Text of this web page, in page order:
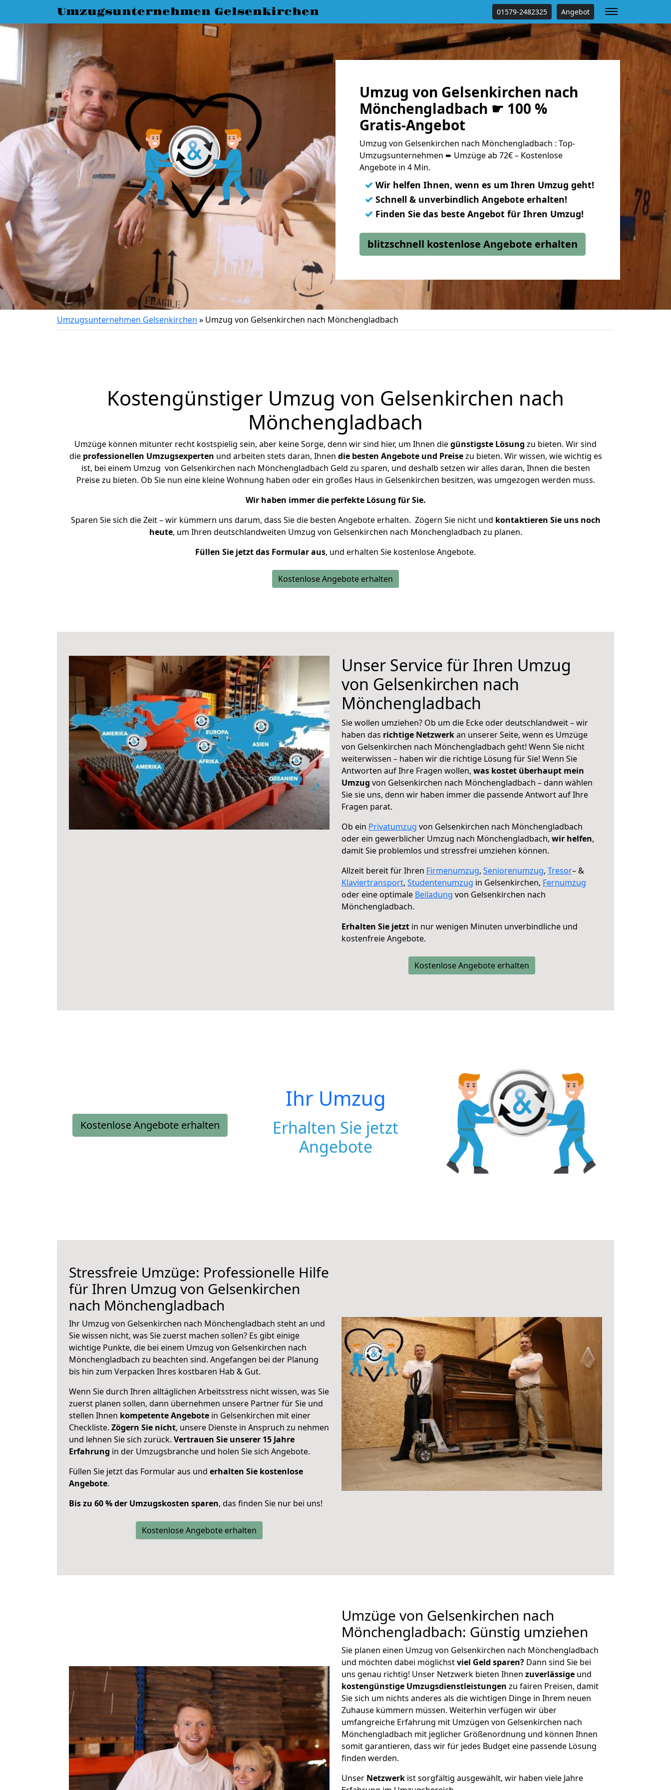
Umzugsunternehmen Gelsenkirchen 01579-2482325 Angebot
Umzug von Gelsenkirchen nach
Mönchengladbach ☛ 100 %
Gratis-Angebot
Umzug von Gelsenkirchen nach Mönchengladbach : Top-
Umzugsunternehmen ➨ Umzüge ab 72€ – Kostenlose
Angebote in 4 Min.
✓ Wir helfen Ihnen, wenn es um Ihren Umzug geht!
✓ Schnell & unverbindlich Angebote erhalten!
✓ Finden Sie das beste Angebot für Ihren Umzug!
blitzschnell kostenlose Angebote erhalten
Umzugsunternehmen Gelsenkirchen » Umzug von Gelsenkirchen nach Mönchengladbach
Kostengünstiger Umzug von Gelsenkirchen nach
Mönchengladbach
Umzüge können mitunter recht kostspielig sein, aber keine Sorge, denn wir sind hier, um Ihnen diegünstigste Lösung zu bieten. Wir sind
die professionellen Umzugsexperten und arbeiten stets daran, Ihnen die besten Angebote und Preisezu bieten. Wir wissen, wie wichtig es
ist, bei einem Umzug von Gelsenkirchen nach Mönchengladbach Geld zu sparen, und deshalb setzen wir alles daran, Ihnen die besten
Preise zu bieten. Ob Sie nun eine kleine Wohnung haben oder ein großes Haus in Gelsenkirchen besitzen, was umgezogen werden muss.
Wir haben immer die perfekte Lösung für Sie.
Sparen Sie sich die Zeit – wir kümmern uns darum, dass Sie die besten Angebote erhalten. Zögern Sie nicht und kontaktieren Sie uns noch
heute, um Ihren deutschlandweiten Umzug von Gelsenkirchen nach Mönchengladbach zu planen.
Füllen Sie jetzt das Formular aus, und erhalten Sie kostenlose Angebote.
Kostenlose Angebote erhalten
Unser Service für Ihren Umzug
von Gelsenkirchen nach
Mönchengladbach
Sie wollen umziehen? Ob um die Ecke oder deutschlandweit – wir
haben das richtige Netzwerkan unserer Seite, wenn es Umzüge
von Gelsenkirchen nach Mönchengladbach geht! Wenn Sie nicht
weiterwissen – haben wir die richtige Lösung für Sie! Wenn Sie
Antworten auf Ihre Fragen wollen, was kostet überhaupt mein
Umzug von Gelsenkirchen nach Mönchengladbach – dann wählen
Sie sie uns, denn wir haben immer die passende Antwort auf Ihre
Fragen parat.
Ob ein Privatumzug von Gelsenkirchen nach Mönchengladbach
oder ein gewerblicher Umzug nach Mönchengladbach, wir helfen,
damit Sie problemlos und stressfrei umziehen können.
Allzeit bereit für Ihren Firmenumzug, Seniorenumzug, Tresor– &
Klaviertransport, Studentenumzug in Gelsenkirchen, Fernumzug
oder eine optimale Beiladung von Gelsenkirchen nach
Mönchengladbach.
Erhalten Sie jetzt in nur wenigen Minuten unverbindliche und
kostenfreie Angebote.
Kostenlose Angebote erhalten
Kostenlose Angebote erhalten
Ihr Umzug
Erhalten Sie jetzt
Angebote
Stressfreie Umzüge: Professionelle Hilfe
für Ihren Umzug von Gelsenkirchen
nach Mönchengladbach
Ihr Umzug von Gelsenkirchen nach Mönchengladbach steht an und
Sie wissen nicht, was Sie zuerst machen sollen? Es gibt einige
wichtige Punkte, die bei einem Umzug von Gelsenkirchen nach
Mönchengladbach zu beachten sind. Angefangen bei der Planung
bis hin zum Verpacken Ihres kostbaren Hab & Gut.
Wenn Sie durch Ihren alltäglichen Arbeitsstress nicht wissen, was Sie
zuerst planen sollen, dann übernehmen unsere Partner für Sie und
stellen Ihnen kompetente Angebote in Gelsenkirchen mit einer
Checkliste. Zögern Sie nicht, unsere Dienste in Anspruch zu nehmen
und lehnen Sie sich zurück. Vertrauen Sie unserer 15 Jahre
Erfahrung in der Umzugsbranche und holen Sie sich Angebote.
Füllen Sie jetzt das Formular aus und erhalten Sie kostenlose
Angebote.
Bis zu 60 % der Umzugskosten sparen, das finden Sie nur bei uns!
Kostenlose Angebote erhalten
Umzüge von Gelsenkirchen nach
Mönchengladbach: Günstig umziehen
Sie planen einen Umzug von Gelsenkirchen nach Mönchengladbach
und möchten dabei möglichstviel Geld sparen? Dann sind Sie bei
uns genau richtig! Unser Netzwerk bieten Ihnen zuverlässige und
kostengünstige Umzugsdienstleistungen zu fairen Preisen, damit
Sie sich um nichts anderes als die wichtigen Dinge in Ihrem neuen
Zuhause kümmern müssen. Weiterhin verfügen wir über
umfangreiche Erfahrung mit Umzügen von Gelsenkirchen nach
Mönchengladbach mit jeglicher Größenordnung und können Ihnen
somit garantieren, dass wir für jedes Budget eine passende Lösung
finden werden.
Unser Netzwerk ist sorgfältig ausgewählt, wir haben viele Jahre